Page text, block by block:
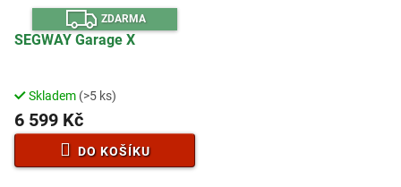
Z
D
A
R
ZDARMA
SEGWAY Garage X
Skladem (>5 ks)
6 599 Kč
DO KOŠÍKU